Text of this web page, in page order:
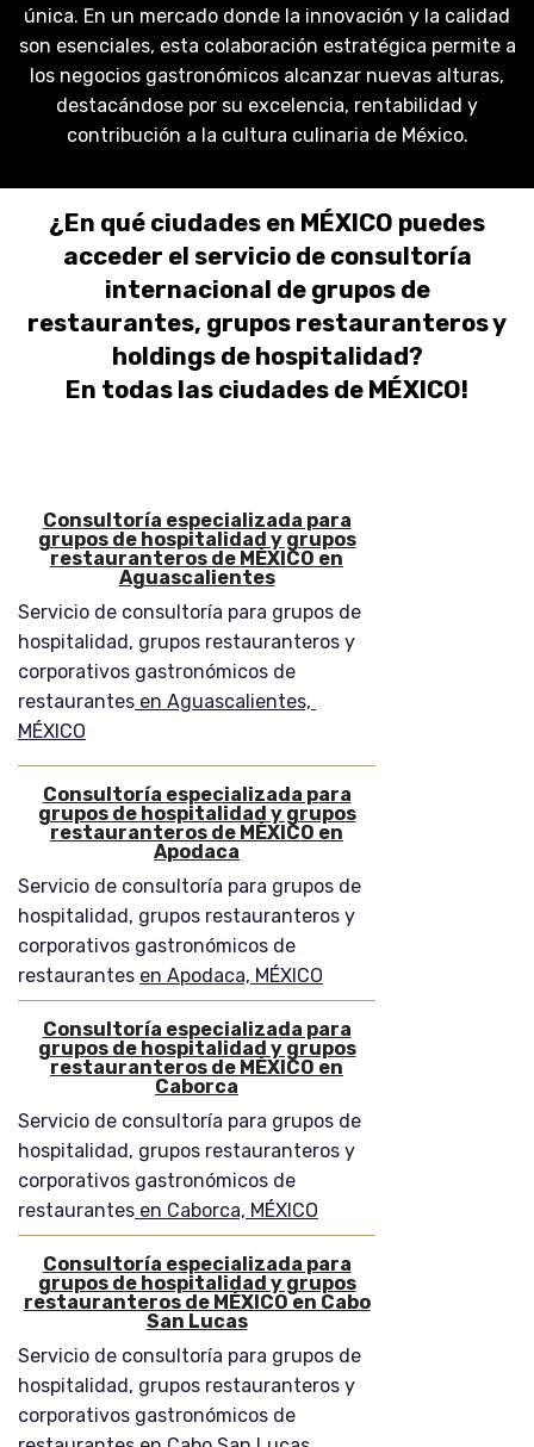
única. En un mercado donde la innovación y la calidad
son esenciales, esta colaboración estratégica permite a
los negocios gastronómicos alcanzar nuevas alturas,
destacándose por su excelencia, rentabilidad y
contribución a la cultura culinaria de México.
¿En qué ciudades en MÉXICO puedes
acceder el servicio de consultoría
internacional de grupos de
restaurantes, grupos restauranteros y
holdings de hospitalidad?
En todas las ciudades de MÉXICO!
Consultoría especializada para
grupos de hospitalidad y grupos
restauranteros de MÉXICO en
Aguascalientes
Servicio de consultoría para grupos de
hospitalidad, grupos restauranteros y
corporativos gastronómicos de
restaurantes en Aguascalientes,
MÉXICO
Consultoría especializada para
grupos de hospitalidad y grupos
restauranteros de MÉXICO en
Apodaca
Servicio de consultoría para grupos de
hospitalidad, grupos restauranteros y
corporativos gastronómicos de
restaurantes en Apodaca, MÉXICO
Consultoría especializada para
grupos de hospitalidad y grupos
restauranteros de MÉXICO en
Caborca
Servicio de consultoría para grupos de
hospitalidad, grupos restauranteros y
corporativos gastronómicos de
restaurantes en Caborca, MÉXICO
Consultoría especializada para
grupos de hospitalidad y grupos
restauranteros de MÉXICO en Cabo
San Lucas
Servicio de consultoría para grupos de
hospitalidad, grupos restauranteros y
corporativos gastronómicos de